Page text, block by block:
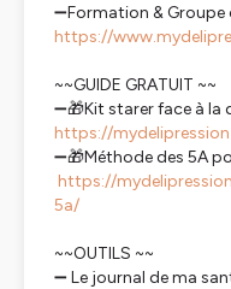
➖Formation &
https://
~~GUIDE GRATUIT ~~
➖🎁Kit starer face à la
https://
➖🎁Méthode des 5A
https://
5a/
~~OUTILS ~~
➖ Le journal de ma